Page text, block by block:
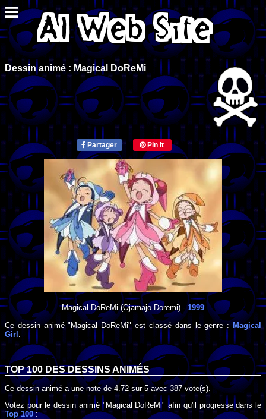
Dessin animé : Magical DoReMi
Partager Pin it
Magical DoReMi (Ojamajo Doremi) -1999
Ce dessin animé "Magical DoReMi" est classé dans le genre :Magical
Girl
TOP 100 DESDESSINS ANIMÉS
Ce dessin animé a une note de4.72 sur 5avec387vote(s).
Votez pour le dessin animé "Magical DoReMi" afin qu'il progresse dans le
Top 100: